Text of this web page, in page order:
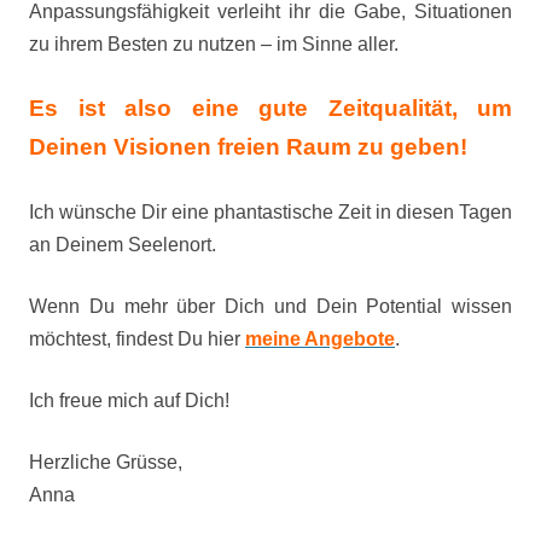
Anpassungsfähigkeit verleiht ihr die Gabe, Situationen
zu ihrem Besten zu nutzen – im Sinne aller.
Es ist also eine gute Zeitqualität, um
Deinen Visionen freien Raum zu geben!
Ich wünsche Dir eine phantastische Zeit in diesen Tagen
an Deinem Seelenort.
Wenn Du mehr über Dich und Dein Potential wissen
möchtest, findest Du hier meine Angebote.
Ich freue mich auf Dich!
Herzliche Grüsse,
Anna